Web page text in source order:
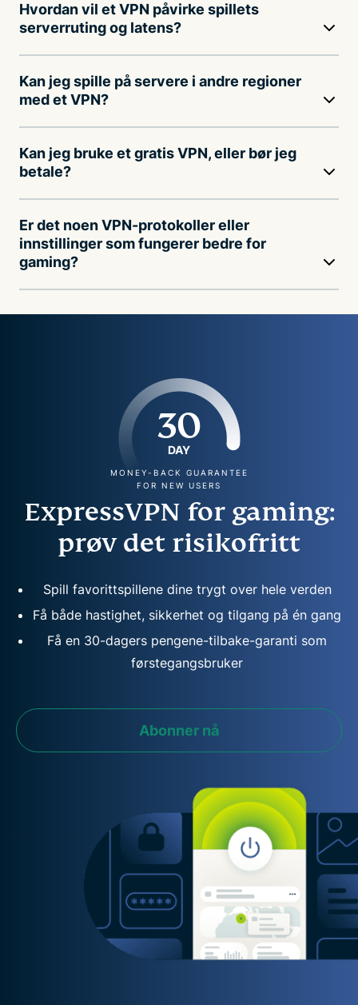
Hvordan vil et VPN påvirke spillets
serverruting og latens?
Kan jeg spille på servere i andre regioner
med et VPN?
Kan jeg bruke et gratis VPN, eller bør jeg
betale?
Er det noen VPN-protokoller eller
innstillinger som fungerer bedre for
gaming?
30
DAY
MONEY-BACK GUARANTEE
FOR NEW USERS
ExpressVPN for gaming:
prøv det risikofritt
Spill favorittspillene dine trygt over hele verden
Få både hastighet, sikkerhet og tilgang på én gang
Få en 30-dagers pengene-tilbake-garanti som
førstegangsbruker
Abonner nå